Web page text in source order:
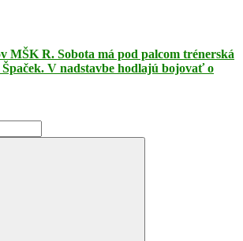
MŠK R. Sobota má pod palcom trénerská
V nadstavbe hodlajú bojovať o